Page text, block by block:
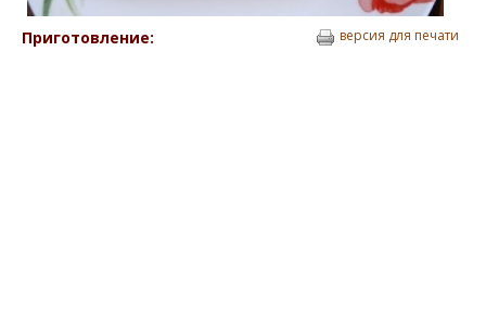
Приготовление: версия для печати